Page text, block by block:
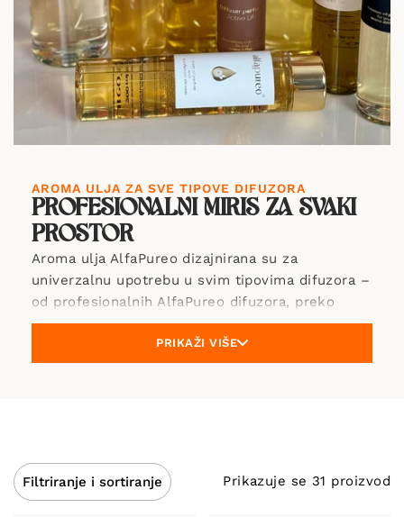
AROMA ULJA ZA SVE TIPOVE DIFUZORA
PROFESIONALNI MIRIS ZA SVAKI
PROSTOR
Aroma ulja AlfaPureo dizajnirana su za
univerzalnu upotrebu u svim tipovima difuzora –
od profesionalnih AlfaPureo difuzora, preko
ultrazvučnih difuzora pa sve do difuzora s
štapićima. Svako ulje rezultat je inovativne
formule koja jamči iznimnu intenzivnost i
stimuliraju, potiču, opuštaju i osvježavaju vaše
okruženje. Bilo da tražite umirujući ili
PRIKAŽI VIŠE
Filtriranje i sortiranje Prikazuje se 31 proizvod